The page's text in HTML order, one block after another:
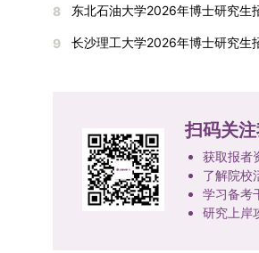
网报名系统，选择“国家实验室联
名录内交大导师。（三）报名时间
报考学院通知为准。（四）材料
校及报考学院要求，如实提交全部
线上报名程序。六、考核与录取考
通大学相关学院与苏州实验室联合
形式、内容及流程以学院后续公布
资格审查学院将依据网上报名信息
及缴费情况。审查结果预计于
学院将根据材料评议成绩及招生计
试的考生名单。同等学力报考者须
织的政治理论考试，具体时间地点
合格线为60分。非同等学力考生
试安排复试环节将对考生的思想
招生宣传平台，持续推进招生模
起全面推行“申请-考核”制博士招
旺盛的学科倾斜；同时加快推进急
设，陆续开展“生物与医药”“低空
兴专业招生。学校还深化科教融合
计划，与中国科学院昆明植物研究
带植物园等科研机构开展联合培
8
9 长沙理工大学2026年博士研究生
扫码关
获取报者
了解院校
学习备考
研究上岸